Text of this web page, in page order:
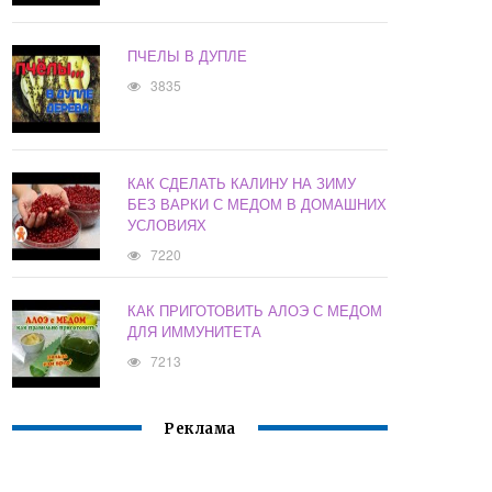
ПЧЕЛЫ В ДУПЛЕ
3835
КАК СДЕЛАТЬ КАЛИНУ НА ЗИМУ
БЕЗ ВАРКИ С МЕДОМ В ДОМАШНИХ
УСЛОВИЯХ
7220
КАК ПРИГОТОВИТЬ АЛОЭ С МЕДОМ
ДЛЯ ИММУНИТЕТА
7213
Реклама